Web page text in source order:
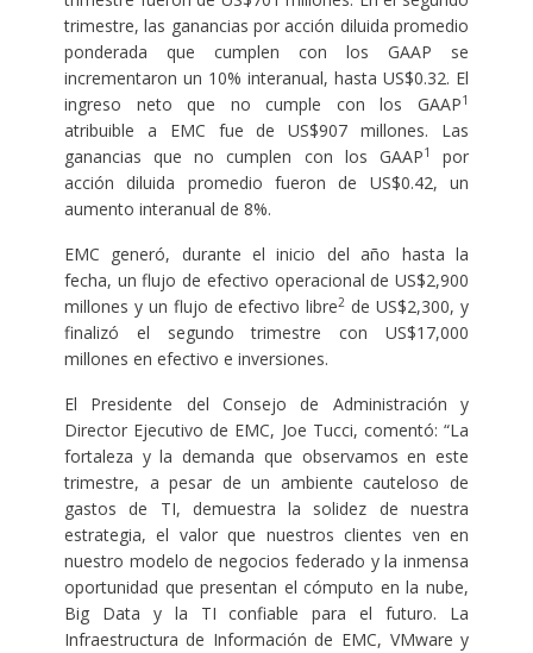
trimestre, las ganancias por acción diluida promedio
ponderada que cumplen con los GAAP se
incrementaron un 10% interanual, hasta US$0.32. El
ingreso neto que no cumple con los GAAP1
atribuible a EMC fue de US$907 millones. Las
ganancias que no cumplen con los GAAP1
por
acción diluida promedio fueron de US$0.42, un
aumento interanual de 8%.
EMC generó, durante el inicio del año hasta la
fecha, un flujo de efectivo operacional de US$2,900
millones y un flujo de efectivo libre2 de US$2,300, y
finalizó el segundo trimestre con US$17,000
millones en efectivo e inversiones.
El Presidente del Consejo de Administración y
Director Ejecutivo de EMC, Joe Tucci, comentó: “La
fortaleza y la demanda que observamos en este
trimestre, a pesar de un ambiente cauteloso de
gastos de TI, demuestra la solidez de nuestra
estrategia, el valor que nuestros clientes ven en
nuestro modelo de negocios federado y la inmensa
oportunidad que presentan el cómputo en la nube,
Big Data y la TI confiable para el futuro. La
Infraestructura de Información de EMC, VMware y